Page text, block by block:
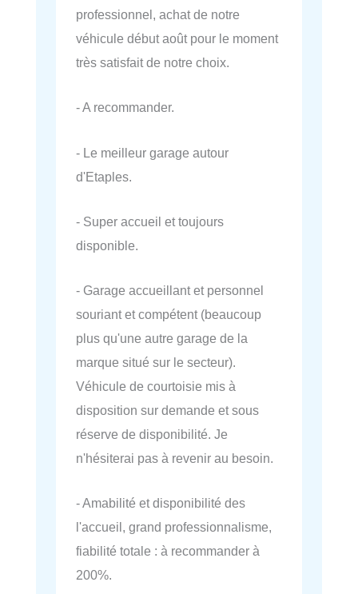
professionnel, achat de notre
véhicule début août pour le moment
très satisfait de notre choix.
- A recommander.
- Le meilleur garage autour
d'Etaples.
- Super accueil et toujours
disponible.
- Garage accueillant et personnel
souriant et compétent (beaucoup
plus qu'une autre garage de la
marque situé sur le secteur).
Véhicule de courtoisie mis à
disposition sur demande et sous
réserve de disponibilité. Je
n'hésiterai pas à revenir au besoin.
- Amabilité et disponibilité des
l'accueil, grand professionnalisme,
fiabilité totale : à recommander à
200%.